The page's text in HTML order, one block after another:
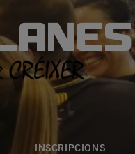
INSCRIPCIONS